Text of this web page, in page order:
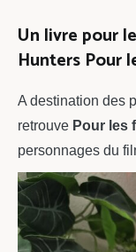
Un livre pour
Hunters Pour
A destination des
retrouve Pour les
personnages du